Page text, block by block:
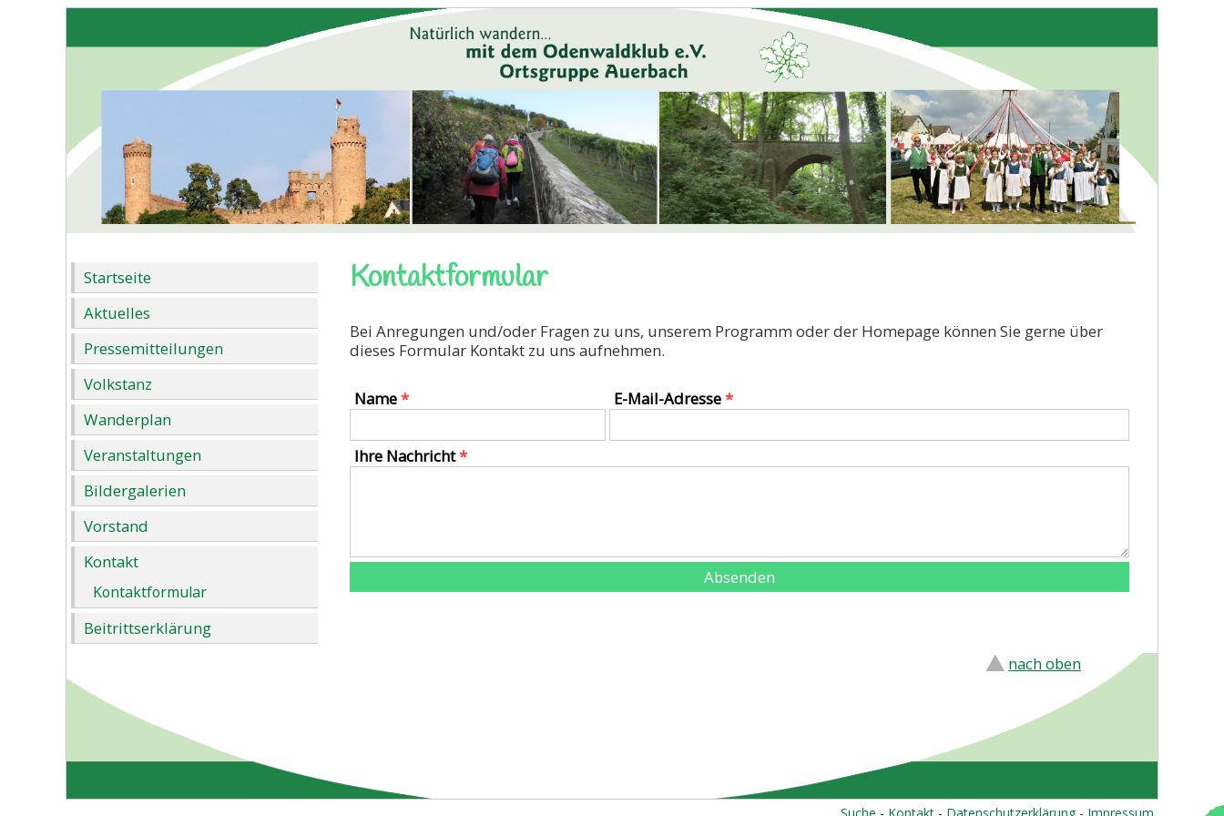
Startseite
Aktuelles
Pressemitteilungen
Volkstanz
Wanderplan
Veranstaltungen
Bildergalerien
Vorstand
Kontakt
Kontaktformular
Beitrittserklärung
Kontaktformular
Bei Anregungen und/oder Fragen zu uns, unserem Programm oder der Homepage können Sie gerne über
dieses Formular Kontakt zu uns aufnehmen.
Name* E-Mail-Adresse*
Ihre Nachricht*
Absenden
nach oben